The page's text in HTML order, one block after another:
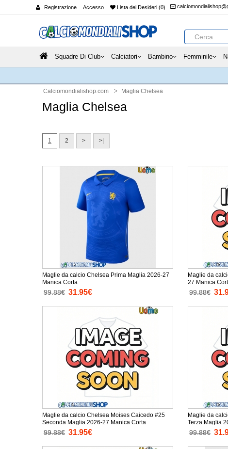
Registrazione Accesso Lista dei Desideri (0)
Squadre Di Club Calciatori Bambino Femminile
Calciomondialishop.com Maglia Chelsea
Maglia Chelsea
1 2 > >|
Maglie da calcio Chelsea Prima Maglia 2026-27
Manica Corta
99.88€ 31.95€
Maglie da
27 Manica
99.88€
Maglie da calcio Chelsea Moises Caicedo #25
Seconda Maglia 2026-27 Manica Corta
99.88€ 31.95€
Maglie da
Terza Maglia
99.88€